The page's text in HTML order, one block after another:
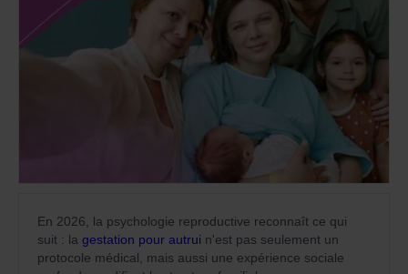
En 2026, la psychologie reproductive reconnaît ce qui
suit : la gestation pour autrui n'est pas seulement un
protocole médical, mais aussi une expérience sociale